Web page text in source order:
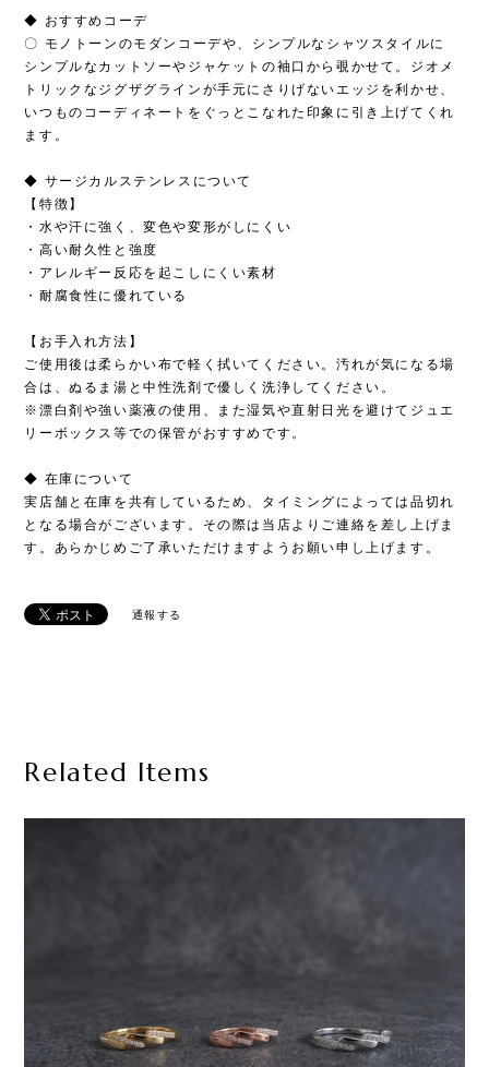
◆ おすすめコーデ
〇 モノトーンのモダンコーデや、シンプルなシャツスタイルに
シンプルなカットソーやジャケットの袖口から覗かせて。ジオメ
トリックなジグザグラインが手元にさりげないエッジを利かせ、
いつものコーディネートをぐっとこなれた印象に引き上げてくれ
ます。
◆ サージカルステンレスについて
【特徴】
・水や汗に強く、変色や変形がしにくい
・高い耐久性と強度
・アレルギー反応を起こしにくい素材
・耐腐食性に優れている
【お手入れ方法】
ご使用後は柔らかい布で軽く拭いてください。汚れが気になる場
合は、ぬるま湯と中性洗剤で優しく洗浄してください。
※漂白剤や強い薬液の使用、また湿気や直射日光を避けてジュエ
リーボックス等での保管がおすすめです。
◆ 在庫について
実店舗と在庫を共有しているため、タイミングによっては品切れ
となる場合がございます。その際は当店よりご連絡を差し上げま
す。あらかじめご了承いただけますようお願い申し上げます。
通報する
Related Items